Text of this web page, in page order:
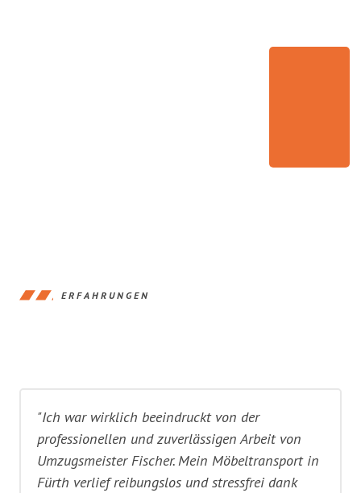
ERFAHRUNGEN
"Ich war wirklich beeindruckt von der
professionellen und zuverlässigen Arbeit von
Umzugsmeister Fischer. Mein Möbeltransport in
Fürth verlief reibungslos und stressfrei dank